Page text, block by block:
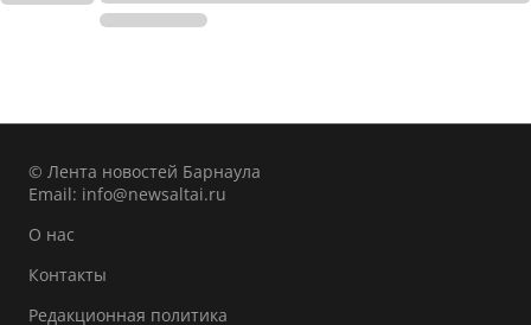
© Лента новостей Барнаула
Email: info@newsaltai.ru
О нас
Контакты
Редакционная политика